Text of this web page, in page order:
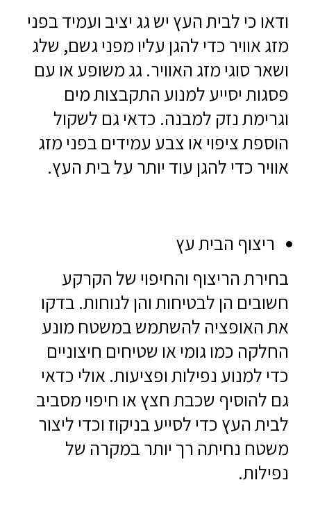
ודאו כי לבית העץ יש גג יציב ועמיד בפני
מזג אוויר כדי להגן עליו מפני גשם, שלג
ושאר סוגי מזג האוויר. גג משופע או עם
פסגות יסייע למנוע התקבצות מים
וגרימת נזק למבנה. כדאי גם לשקול
הוספת ציפוי או צבע עמידים בפני מזג
אוויר כדי להגן עוד יותר על בית העץ.
ריצוף הבית עץ
בחירת הריצוף והחיפוי של הקרקע
חשובים הן לבטיחות והן לנוחות. בדקו
את האופציה להשתמש במשטח מונע
החלקה כמו גומי או שטיחים חיצוניים
כדי למנוע נפילות ופציעות. אולי כדאי
גם להוסיף שכבת חצץ או חיפוי מסביב
לבית העץ כדי לסייע בניקוז וכדי ליצור
משטח נחיתה רך יותר במקרה של
נפילות.